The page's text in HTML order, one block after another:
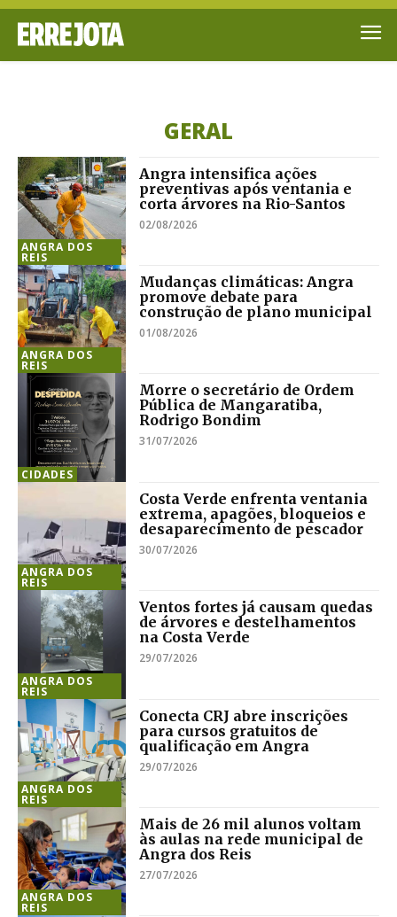
GERAL
ANGRA DOS
REIS
Angra intensifica ações
preventivas após ventania e
corta árvores na Rio-Santos
02/08/2026
ANGRA DOS
REIS
Mudanças climáticas: Angra
promove debate para
construção de plano municipal
01/08/2026
CIDADES
Morre o secretário de Ordem
Pública de Mangaratiba,
Rodrigo Bondim
31/07/2026
ANGRA DOS
REIS
Costa Verde enfrenta ventania
extrema, apagões, bloqueios e
desaparecimento de pescador
30/07/2026
ANGRA DOS
REIS
Ventos fortes já causam quedas
de árvores e destelhamentos
na Costa Verde
29/07/2026
ANGRA DOS
REIS
Conecta CRJ abre inscrições
para cursos gratuitos de
qualificação em Angra
29/07/2026
ANGRA DOS
REIS
Mais de 26 mil alunos voltam
às aulas na rede municipal de
Angra dos Reis
27/07/2026